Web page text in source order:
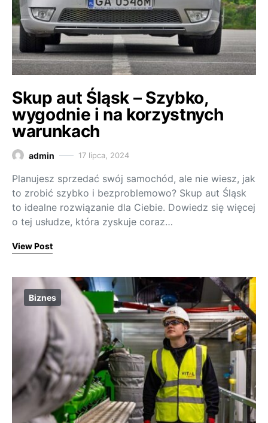
Skup aut Śląsk – Szybko,
wygodnie i na korzystnych
warunkach
admin 17 lipca, 2024
Planujesz sprzedać swój samochód, ale nie wiesz, jak
to zrobić szybko i bezproblemowo? Skup aut Śląsk
to idealne rozwiązanie dla Ciebie. Dowiedz się więcej
o tej usłudze, która zyskuje coraz…
View Post
Biznes